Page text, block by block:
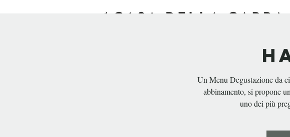
Un Menu Degustazione da
abbinamento, si propone
uno dei più